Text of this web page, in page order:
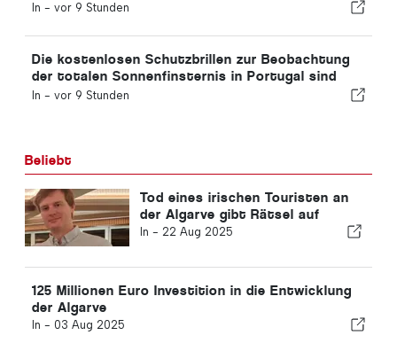
Ausbildungsangebote für die Luftfahrtbranche in
In - vor 9 Stunden
Die kostenlosen Schutzbrillen zur Beobachtung
der totalen Sonnenfinsternis in Portugal sind
ausverkauft.
In - vor 9 Stunden
Beliebt
Tod eines irischen Touristen an
der Algarve gibt Rätsel auf
In - 22 Aug 2025
125 Millionen Euro Investition in die Entwicklung
der Algarve
In - 03 Aug 2025